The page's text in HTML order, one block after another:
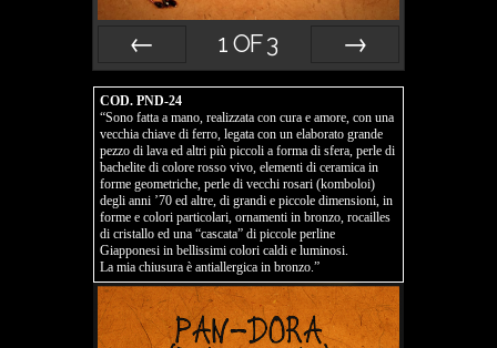
Prev
1 OF3
Next
COD. PND-24
“Sono fatta a mano, realizzata con cura e amore, con una
vecchia chiave di ferro, legata con un elaborato grande
pezzo di lava ed altri più piccoli a forma di sfera, perle di
bachelite di colore rosso vivo, elementi di ceramica in
forme geometriche, perle di vecchi rosari (komboloi)
degli anni ’70 ed altre, di grandi e piccole dimensioni, in
forme e colori particolari, ornamenti in bronzo, rocailles
di cristallo ed una “cascata” di piccole perline
Giapponesi in bellissimi colori caldi e luminosi.
La mia chiusura è antiallergica in bronzo.”